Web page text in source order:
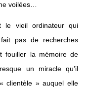
voilées…
le vieil ordinateur qui
pas de recherches
fouiller la mémoire de
un miracle qu’il
clientèle » auquel elle